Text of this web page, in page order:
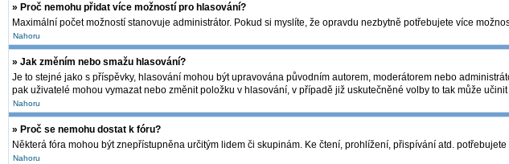
» Proč nemohu přidat více možností pro hlasování?
Maximální počet možností stanovuje administrátor. Pokud si myslíte, že opravdu nezbytně potřebujete více
Nahoru
» Jak změním nebo smažu hlasování?
Je to stejné jako s příspěvky, hlasování mohou být upravována původním autorem, moderátorem nebo
pak uživatelé mohou vymazat nebo změnit položku v hlasování, v případě již uskutečněné volby to tak může
Nahoru
» Proč se nemohu dostat k fóru?
Některá fóra mohou být znepřístupněna určitým lidem či skupinám. Ke čtení, prohlížení, přispívání atd.
Nahoru